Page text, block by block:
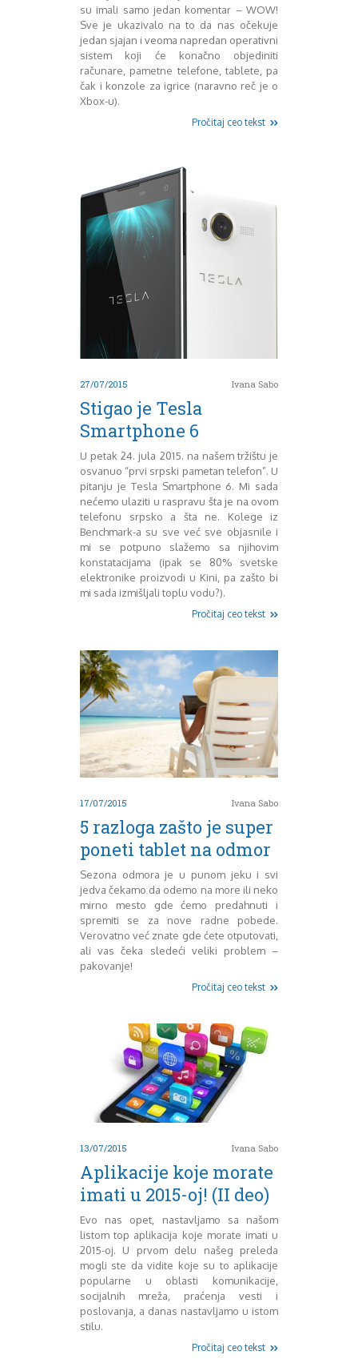
Sony
Testovi modela
Upoređivanje modela
Windows Phone
Zanimljivosti
Mart 2013
April 2013
Maj 2013
Juni 2013
Juli 2013
August 2013
Oktobar 2013
April 2014
Juli 2014
Novembar 2014
Maj 2015
Juni 2015
Juli 2015
August 2015
Septembar 2015
Oktobar 2015
Novembar 2015
Februar 2016
Maj 2016
Juli 2016
Septembar 2016
Oktobar 2016
Novembar 2016
Februar 2017
Mart 2017
Maj 2017
Juni 2017
Juli 2017
August 2017
Oktobar 2017
Decembar 2017
Maj 2018
Juni 2018
Juli 2018
Februar 2019
Juni 2019
Juli 2019
August 2019
Februar 2020
April 2020
su imali samo jedan komentar – WOW!
Sve je ukazivalo na to da nas očekuje
jedan sjajan i veoma napredan operativni
sistem koji će konačno objediniti
računare, pametne telefone, tablete, pa
čak i konzole za igrice (naravno reč je o
Xbox-u).
Pročitaj ceo tekst
27/07/2015 Ivana Sabo
Stigao je Tesla
Smartphone 6
U petak 24. jula 2015. na našem tržištu je
osvanuo “prvi srpski pametan telefon”. U
pitanju je Tesla Smartphone 6. Mi sada
nećemo ulaziti u raspravu šta je na ovom
telefonu srpsko a šta ne. Kolege iz
Benchmark-a su sve već sve objasnile i
mi se potpuno slažemo sa njihovim
konstatacijama (ipak se 80% svetske
elektronike proizvodi u Kini, pa zašto bi
mi sada izmišljali toplu vodu?).
Pročitaj ceo tekst
17/07/2015 Ivana Sabo
5 razloga zašto je super
poneti tablet na odmor
Sezona odmora je u punom jeku i svi
jedva čekamo da odemo na more ili neko
mirno mesto gde ćemo predahnuti i
spremiti se za nove radne pobede.
Verovatno već znate gde ćete otputovati,
ali vas čeka sledeći veliki problem –
pakovanje!
Pročitaj ceo tekst
13/07/2015 Ivana Sabo
Aplikacije koje morate
imati u 2015-oj! (II deo)
Evo nas opet, nastavljamo sa našom
listom top aplikacija koje morate imati u
2015-oj. U prvom delu našeg preleda
mogli ste da vidite koje su to aplikacije
popularne u oblasti komunikacije,
socijalnih mreža, praćenja vesti i
poslovanja, a danas nastavljamo u istom
stilu.
Pročitaj ceo tekst